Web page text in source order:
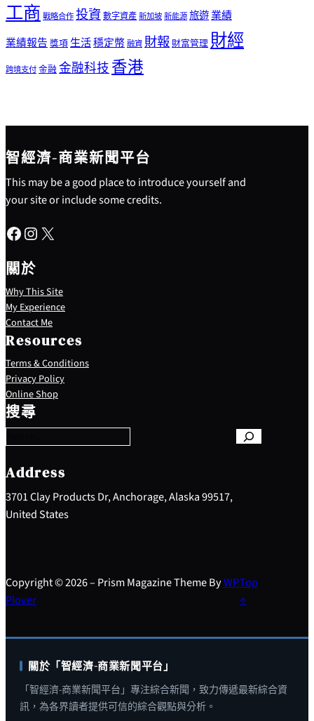
工商戰略合作投資數字資產新加坡新能源旅遊業績
業績報告獎項生活穩定幣融資財報 財富管理財經
跨境支付金融 金融科技香港
智經濟-商業新聞平台
This may be a good place to introduce yourself and
your site or include some credits.
Facebook Instagram X
關於
Why This Site
My Experience
Contact Me
Resources
Terms & Conditions
Privacy Policy
Online Shop
搜尋
S
e
a
c
h
Address
3701 Clay Products Dr, Anchorage, Alaska 99517,
United States
Copyright © 2026 – Prism Magazine Theme ByWP
Plover
Top
↑
關於「智經濟-商業新聞平台」
「智經濟-商業新聞平台」專注綜合新聞，致力傳遞最新綜合資
訊，為各界讀者提供可信的綜合觀點與分析。